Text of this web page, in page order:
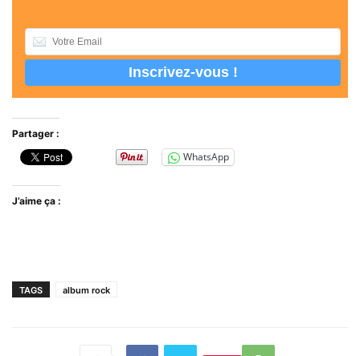
Partager :
WhatsApp
J’aime ça :
TAGS album rock